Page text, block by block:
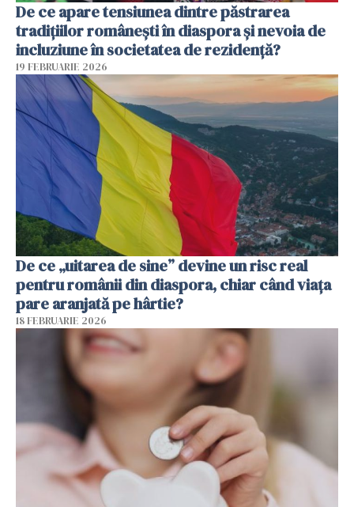
De ce apare tensiunea dintre păstrarea
tradițiilor românești în diaspora și nevoia de
incluziune în societatea de rezidență?
19 FEBRUARIE 2026
De ce „uitarea de sine” devine un risc real
pentru românii din diaspora, chiar când viața
pare aranjată pe hârtie?
18 FEBRUARIE 2026